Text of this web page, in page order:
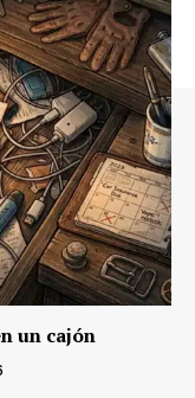
un cajón